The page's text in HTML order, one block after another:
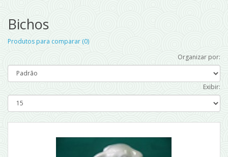
Bichos
Produtos para comparar (0)
Organizar por:
Exibir: